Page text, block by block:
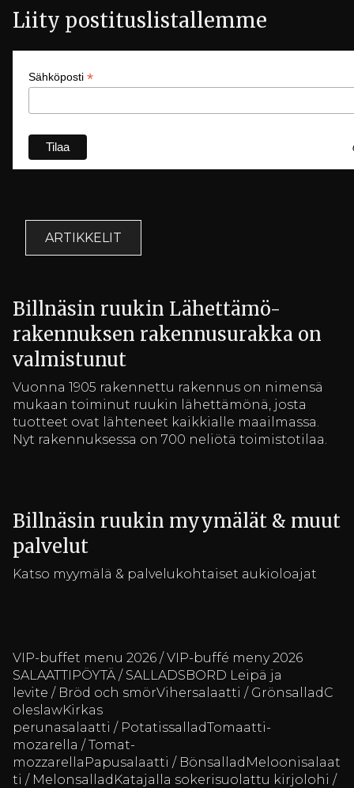
Liity postituslistallemme
Sähköposti *
ARTIKKELIT
Billnäsin ruukin Lähettämö-
rakennuksen rakennusurakka on
valmistunut
Vuonna 1905 rakennettu rakennus on nimensä
mukaan toiminut ruukin lähettämönä, josta
tuotteet ovat lähteneet kaikkialle maailmassa.
Nyt rakennuksessa on 700 neliötä toimistotilaa.
Billnäsin ruukin myymälät & muut
palvelut
Katso myymälä & palvelukohtaiset aukioloajat
VIP-buffet menu 2026 / VIP-buffé meny 2026
SALAATTIPÖYTÄ / SALLADSBORD Leipä ja
levite / Bröd och smörVihersalaatti / GrönsalladC
oleslawKirkas
perunasalaatti / PotatissalladTomaatti-
mozarella / Tomat-
mozzarellaPapusalaatti / BönsalladMeloonisalaat
ti / MelonsalladKatajalla sokerisuolattu kirjolohi /